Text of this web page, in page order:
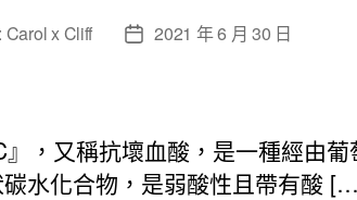
Carol x Cliff
文
日
期
2021 年 6 月 30 日
，又稱抗壞血酸，是一種經由葡
水化合物，是弱酸性且帶有酸